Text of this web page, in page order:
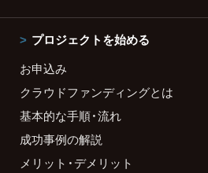
プロジェクトを始める
お申込み
クラウドファンディングとは
基本的な手順・流れ
成功事例の解説
メリット・デメリット